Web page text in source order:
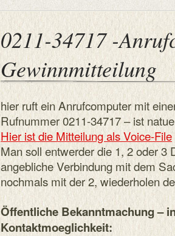
0211-34717 -
Gewinnmitteilung
hier ruft ein Anrufcomputer mit
Rufnummer 0211-34717 – ist
Hier ist die Mitteilung als Voice-File
Man soll entwerder die 1, 2 oder 3
angebliche Verbindung mit dem
nochmals mit der 2, wiederholen
Öffentliche Bekanntmachung –
Kontaktmoeglichkeit: